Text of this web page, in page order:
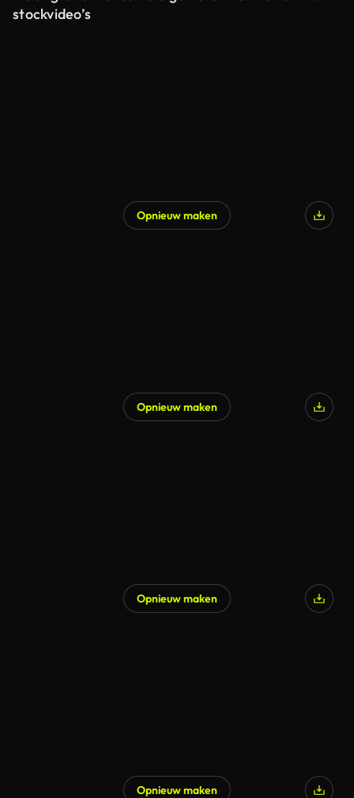
stockvideo’s
Opnieuw maken
Opnieuw maken
Opnieuw maken
Opnieuw maken